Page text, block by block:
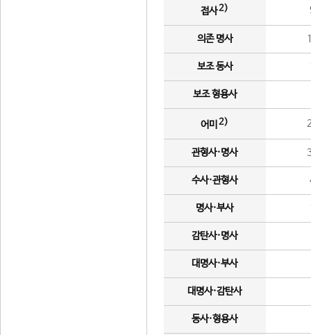
접사2)
의존 명사
보조 동사
보조 형용사
어미 2)
관형사·명사
수사·관형사
명사·부사
감탄사·명사
대명사·부사
대명사·감탄사
동사·형용사